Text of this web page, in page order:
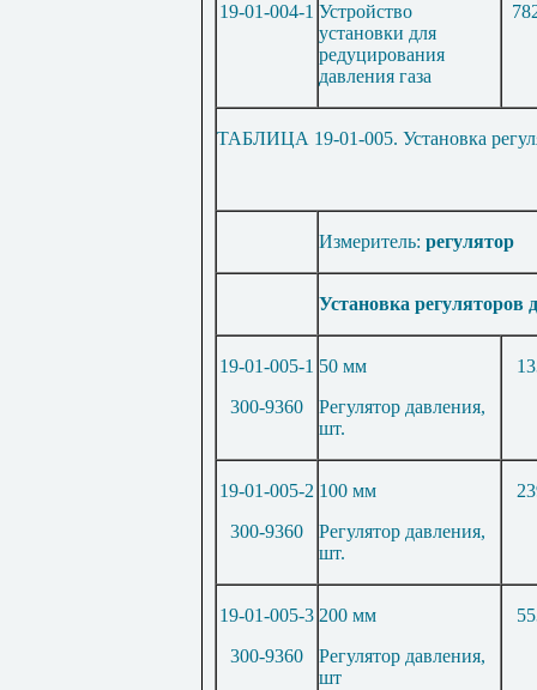
19-01-004-1 Устройство
установки для
редуцирования
давления газа
ТАБЛИЦА 19-01-005. Установка
Измеритель: регулятор
Установка регуляторов
19-01-005-1
300-9360
50 мм
Регулятор давления,
шт.
19-01-005-2
300-9360
100 мм
Регулятор давления,
шт.
19-01-005-3
300-9360
200 мм
Регулятор давления,
шт